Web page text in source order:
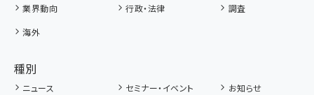
業界動向
行政・法律
調査
海外
種別
ニュース セミナー・イベント
お知らせ